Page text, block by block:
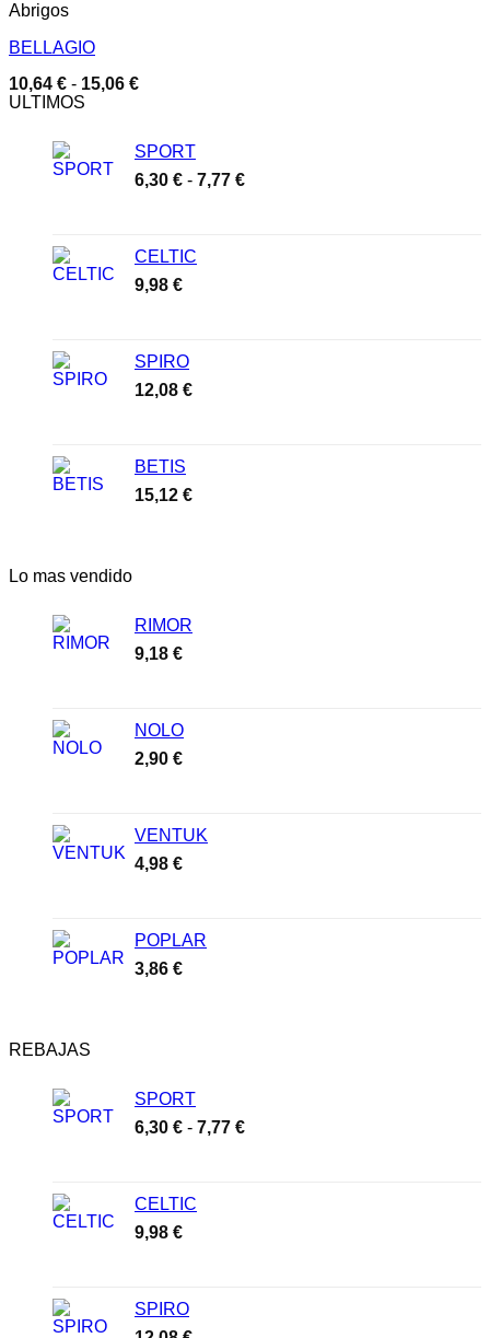
Abrigos
BELLAGIO
10,64 € - 15,06 €Rango
10,64 €
hasta
15,06 €
ULTIMOS
SPORT
6,30 € - 7,77 €Rango
CELTIC
9,98 €
SPIRO
12,08 €
BETIS
15,12 €
Lo mas vendido
RIMOR
9,18 €
NOLO
2,90 €
VENTUK
4,98 €
POPLAR
3,86 €
REBAJAS
SPORT
6,30 € - 7,77 €Rango
CELTIC
9,98 €
SPIRO